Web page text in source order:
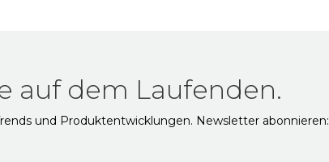
auf dem Laufenden.
und Produktentwicklungen. Newsletter abonnieren: